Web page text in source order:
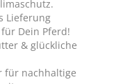
Lieferung
Dein Pferd!
& glückliche
für nachhaltige